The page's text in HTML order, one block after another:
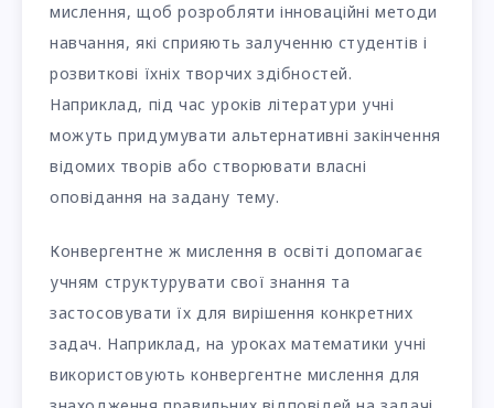
мислення, щоб розробляти інноваційні методи
навчання, які сприяють залученню студентів і
розвиткові їхніх творчих здібностей.
Наприклад, під час уроків літератури учні
можуть придумувати альтернативні закінчення
відомих творів або створювати власні
оповідання на задану тему.
Конвергентне ж мислення в освіті допомагає
учням структурувати свої знання та
застосовувати їх для вирішення конкретних
задач. Наприклад, на уроках математики учні
використовують конвергентне мислення для